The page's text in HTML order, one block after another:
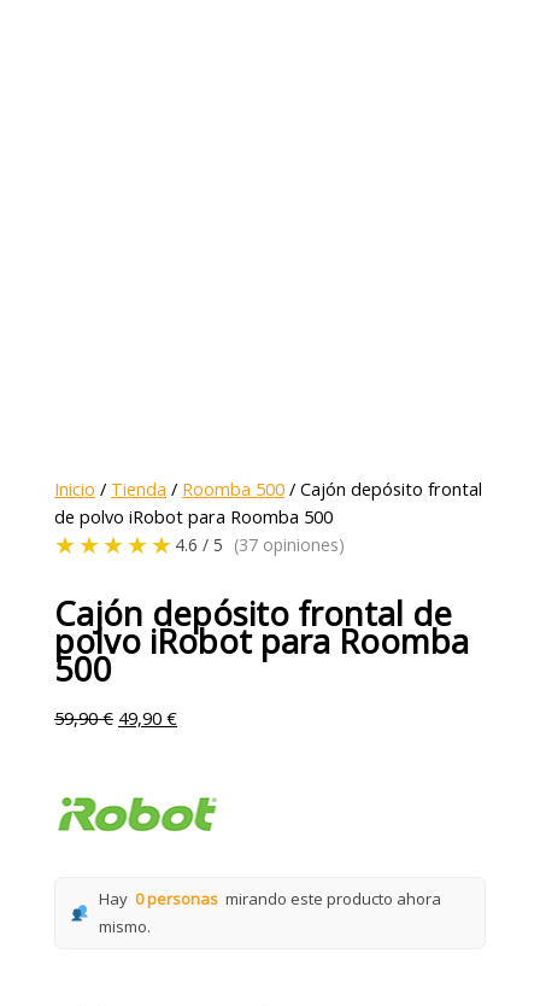
Inicio / Tienda / Roomba 500 / Cajón depósito frontal
de polvo iRobot para Roomba 500
★★★★★ 4.6 / 5 (37 opiniones)
Cajón depósito frontal de
polvo iRobot para Roomba
500
59,90€ 49,90€
Hay 0 personas mirando este producto ahora
mismo.